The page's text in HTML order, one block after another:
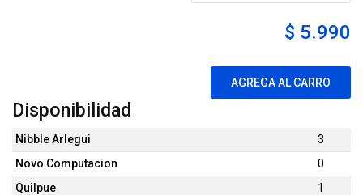
$ 5.990
AGREGA AL CARRO
Disponibilidad
Nibble Arlegui
3
Novo Computacion
0
Quilpue
1